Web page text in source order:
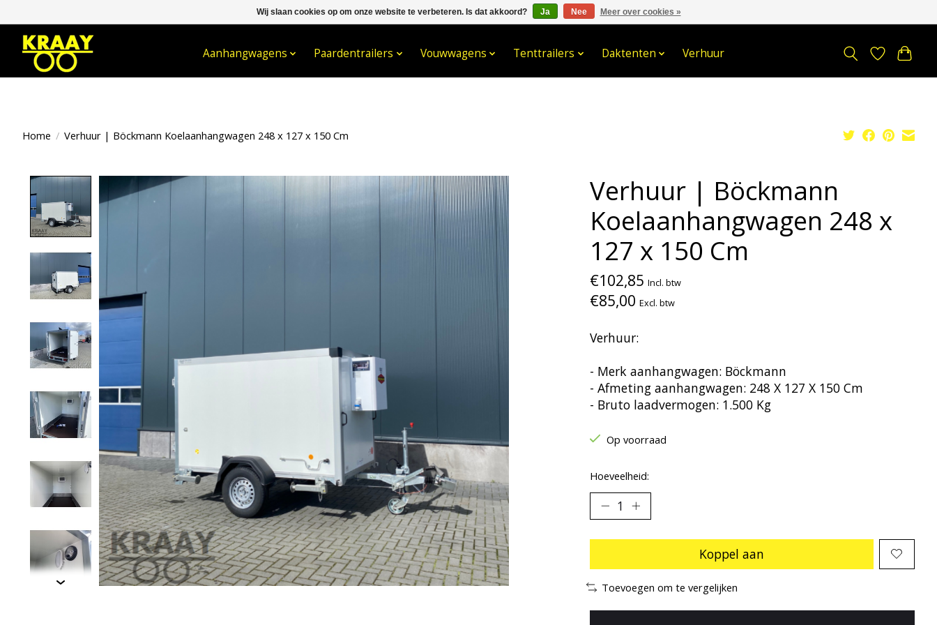
033- 2470 538 info@kraaybv.com Stuur een Whatsapp bericht
Aanhangwagens Paardentrailers Vouwwagens Tenttrailers Daktenten Verhuur
Home / Verhuur | Böckmann Koelaanhangwagen 248 x 127 x 150 Cm
Product image slideshow Items
Verhuur | Böckmann
Koelaanhangwagen 248 x
127 x 150 Cm
€102,85 Incl. btw
€85,00 Excl. btw
Verhuur:
- Merk aanhangwagen: Böckmann
- Afmeting aanhangwagen: 248 X 127 X 150 Cm
- Bruto laadvermogen: 1.500 Kg
Op voorraad
Hoeveelheid:
Koppel aan
Toevoegen om te vergelijken
Wij slaan cookies op om onze website te verbeteren. Is dat akkoord? Ja Nee Meer over cookies »